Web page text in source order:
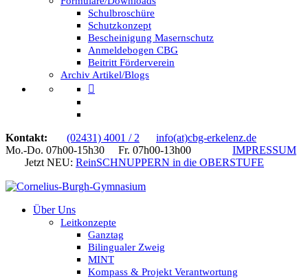
Schulbroschüre
Schutzkonzept
Bescheinigung Masernschutz
Anmeldebogen CBG
Beitritt Förderverein
Archiv Artikel/Blogs
Kontakt: (02431) 4001 / 2
info(at)cbg-erkelenz.de
Mo.-Do. 07h00-15h30 Fr. 07h00-13h00 IMPRESSUM
Jetzt NEU: ReinSCHNUPPERN in die OBERSTUFE
Über Uns
Leitkonzepte
Ganztag
Bilingualer Zweig
MINT
Kompass & Projekt Verantwortung